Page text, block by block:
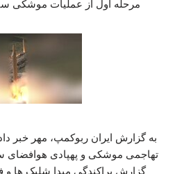
مرحله اول از عملیات موشکی
به گزارش ایران ربوکمپ، مهر خبر
تهاجمی موشکی و پهپادی هوافضای
گزارش پراکندگی مبدا شلیک ها و